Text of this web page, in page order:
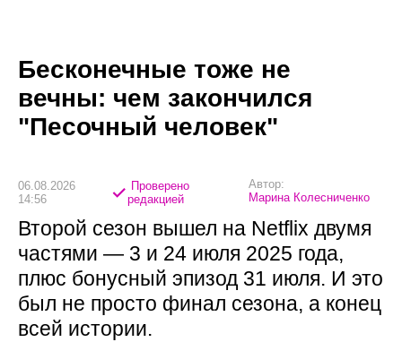
Бесконечные тоже не
вечны: чем закончился
"Песочный человек"
06.08.2026
14:56
Проверено
редакцией
Автор:
Марина Колесниченко
Второй сезон вышел на Netflix двумя
частями — 3 и 24 июля 2025 года,
плюс бонусный эпизод 31 июля. И это
был не просто финал сезона, а конец
всей истории.